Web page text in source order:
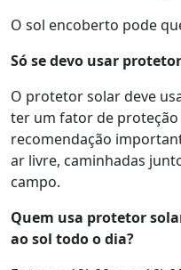
O sol encoberto pode
Só se devo usar
O protetor solar deve
ter um fator de
recomendação
ar livre, caminhadas
campo.
Quem usa protetor
ao sol todo o dia?